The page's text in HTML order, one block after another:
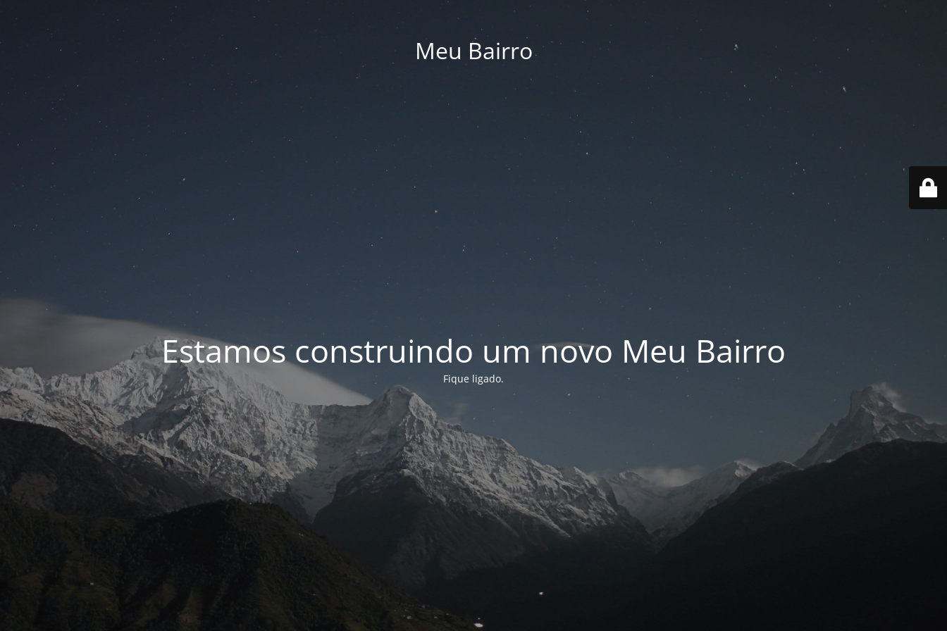
Meu Bairro
Estamos construindo um novo Meu Bairro
Fique ligado.